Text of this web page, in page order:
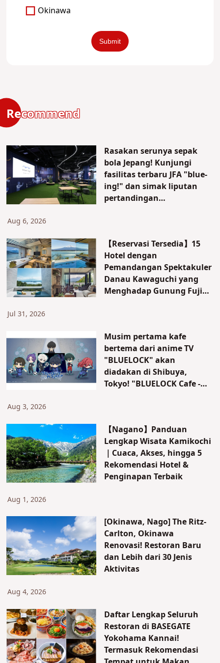
Okinawa
Recommend
Rasakan serunya sepak
bola Jepang! Kunjungi
fasilitas terbaru JFA "blue-
ing!" dan simak liputan
pertandingan
Aug 6, 2026
【Reservasi Tersedia】15
Hotel dengan
Pemandangan Spektakuler
Danau Kawaguchi yang
Menghadap Gunung Fuji｜
Jul 31, 2026
Musim pertama kafe
bertema dari anime TV
"BLUELOCK" akan
diadakan di Shibuya,
Tokyo! "BLUELOCK Cafe -
Aug 3, 2026
【Nagano】Panduan
Lengkap Wisata Kamikochi
｜Cuaca, Akses, hingga 5
Rekomendasi Hotel &
Penginapan Terbaik
Aug 1, 2026
[Okinawa, Nago] The Ritz-
Carlton, Okinawa
Renovasi! Restoran Baru
dan Lebih dari 30 Jenis
Aktivitas
Aug 4, 2026
Daftar Lengkap Seluruh
Restoran di BASEGATE
Yokohama Kannai!
Termasuk Rekomendasi